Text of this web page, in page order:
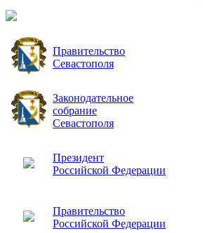
Правительство
Севастополя
Законодательное
собрание
Севастополя
Президент
Российской Федерации
Правительство
Российской Федерации